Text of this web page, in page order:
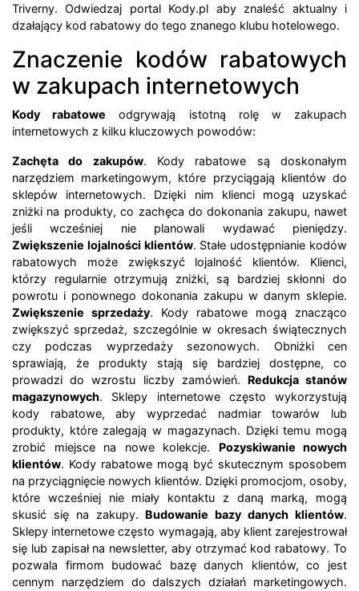
Triverny. Odwiedzaj portal Kody.pl aby znaleść aktualny i
dzałający kod rabatowy do tego znanego klubu hotelowego.
Znaczenie kodów rabatowych
w zakupach internetowych
Kody rabatowe odgrywają istotną rolę w zakupach
internetowych z kilku kluczowych powodów:
Zachęta do zakupów. Kody rabatowe są doskonałym
narzędziem marketingowym, które przyciągają klientów do
sklepów internetowych. Dzięki nim klienci mogą uzyskać
zniżki na produkty, co zachęca do dokonania zakupu, nawet
jeśli wcześniej nie planowali wydawać pieniędzy.
Zwiększenie lojalności klientów. Stałe udostępnianie kodów
rabatowych może zwiększyć lojalność klientów. Klienci,
którzy regularnie otrzymują zniżki, są bardziej skłonni do
powrotu i ponownego dokonania zakupu w danym sklepie.
Zwiększenie sprzedaży. Kody rabatowe mogą znacząco
zwiększyć sprzedaż, szczególnie w okresach świątecznych
czy podczas wyprzedaży sezonowych. Obniżki cen
sprawiają, że produkty stają się bardziej dostępne, co
prowadzi do wzrostu liczby zamówień. Redukcja stanów
magazynowych. Sklepy internetowe często wykorzystują
kody rabatowe, aby wyprzedać nadmiar towarów lub
produkty, które zalegają w magazynach. Dzięki temu mogą
zrobić miejsce na nowe kolekcje. Pozyskiwanie nowych
klientów. Kody rabatowe mogą być skutecznym sposobem
na przyciągnięcie nowych klientów. Dzięki promocjom, osoby,
które wcześniej nie miały kontaktu z daną marką, mogą
skusić się na zakupy. Budowanie bazy danych klientów.
Sklepy internetowe często wymagają, aby klient zarejestrował
się lub zapisał na newsletter, aby otrzymać kod rabatowy. To
pozwala firmom budować bazę danych klientów, co jest
cennym narzędziem do dalszych działań marketingowych.